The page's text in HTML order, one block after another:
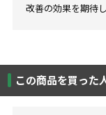
改善の効果を期待
この商品を買った